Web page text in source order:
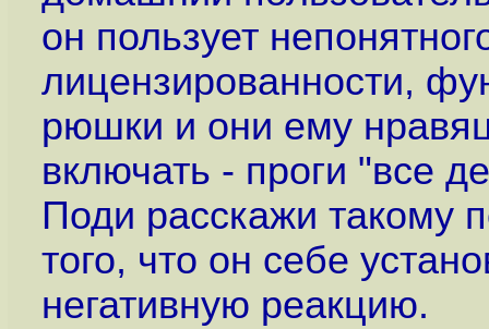
он пользует
лицензированности,
рюшки и они ему
включать - проги "все
Поди расскажи такому
того, что он себе
негативную реакцию.